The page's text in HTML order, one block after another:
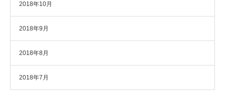
2018年10月
2018年9月
2018年8月
2018年7月